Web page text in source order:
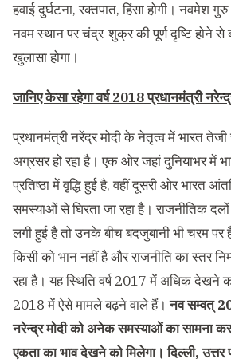
हवाई दुर्घटना, रक्तपात, हिंसा होगी। नवमेश
नवम स्थान पर चंद्र-शुक्र की पूर्ण दृष्टि होने से
खुलासा होगा।
जानिए केसा रहेगा वर्ष 2018 प्रधानमंत्री
प्रधानमंत्री नरेंद्र मोदी के नेतृत्व में भारत
अग्रसर हो रहा है। एक ओर जहां दुनियाभर में
प्रतिष्ठा में वृद्धि हुई है, वहीं दूसरी ओर भारत
समस्याओं से घिरता जा रहा है। राजनीतिक दलों
लगी हुई है तो उनके बीच बदजुबानी भी चरम पर
किसी को भान नहीं है और राजनीति का स्तर
रहा है। यह स्थिति वर्ष 2017 में अधिक देखने
2018 में ऐसे मामले बढ़ने वाले हैं।नव सम्वत्
नरेन्द्र मोदी को अनेक समस्याओं का सामना
एकता का भाव देखने को मिलेगा। दिल्ली, उत्तर